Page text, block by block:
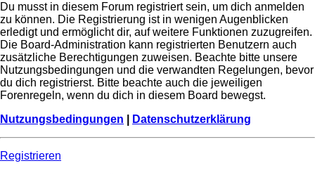
Du musst in diesem Forum registriert sein, um dich anmelden
zu können. Die Registrierung ist in wenigen Augenblicken
erledigt und ermöglicht dir, auf weitere Funktionen zuzugreifen.
Die Board-Administration kann registrierten Benutzern auch
zusätzliche Berechtigungen zuweisen. Beachte bitte unsere
Nutzungsbedingungen und die verwandten Regelungen, bevor
du dich registrierst. Bitte beachte auch die jeweiligen
Forenregeln, wenn du dich in diesem Board bewegst.
Nutzungsbedingungen
Datenschutzerklärung
Registrieren